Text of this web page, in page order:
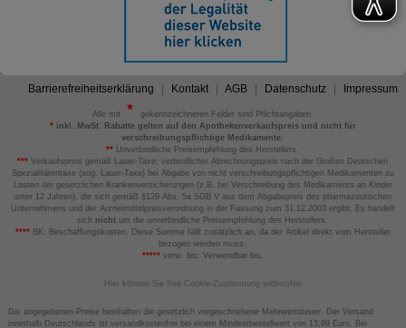
Barrierefreiheitserklärung Kontakt AGB Datenschutz Impressum
Alle mit
gekennzeichneten Felder sind Pflichtangaben.
*inkl. MwSt. Rabatte gelten auf den Apothekenverkaufspreis und nicht für
verschreibungspflichtige Medikamente.
** Unverbindliche Preisempfehlung des Herstellers.
*** Verkaufspreis gemäß Lauer-Taxe; verbindlicher Abrechnungspreis nach der Großen Deutschen
Spezialitätentaxe (sog. Lauer-Taxe) bei Abgabe von nicht verschreibungspflichtigen Medikamenten zu
Lasten der gesetzlichen Krankenversicherungen (z.B. bei Verschreibung des Medikaments an Kinder
unter 12 Jahren), die sich gemäß §129 Abs. 5a SGB V aus dem Abgabepreis des pharmazeutischen
Unternehmens und der Arzneimittelpreisverordnung in der Fassung zum 31.12.2003 ergibt. Es handelt
sich nicht um die unverbindliche Preisempfehlung des Herstellers.
****BK: Beschaffungskosten. Diese Summe fällt zusätzlich an, da der Artikel direkt vom Hersteller
bezogen werden muss.
*****verw. bis: Verwendbar bis.
Hier können Sie Ihre Cookie-Zustimmung widerrufen
Die angegebenen Preise beinhalten die gesetzlich vorgeschriebene Mehrwertsteuer. Der Versand
innerhalb Deutschlands ist versandkostenfrei bei einem Mindestbestellwert von 13,99 Euro. Bei